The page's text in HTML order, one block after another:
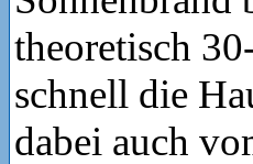
theoretisch
schnell die
dabei auch